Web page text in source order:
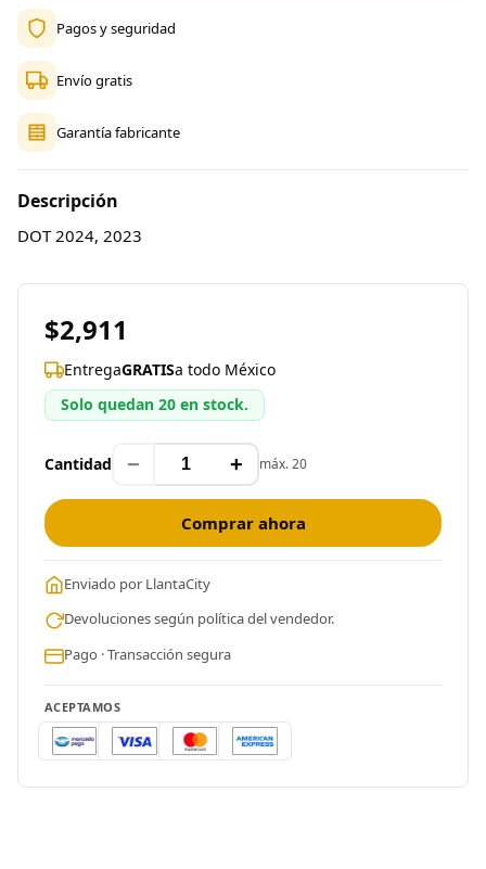
Pagos y seguridad
Envío gratis
Garantía fabricante
Descripción
DOT 2024, 2023
$2,911
EntregaGRATISa todo México
Solo quedan 20 en stock.
Cantidad − + máx. 20
Comprar ahora
Enviado por LlantaCity
Devoluciones según política del vendedor.
Pago · Transacción segura
ACEPTAMOS